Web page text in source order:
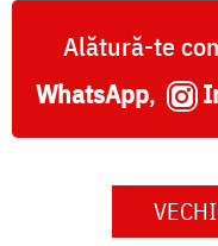
Alătură-te
WhatsApp,